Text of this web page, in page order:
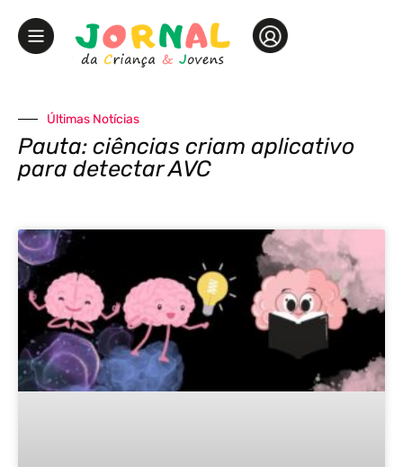
Últimas Notícias
Pauta: ciências criam aplicativo
para detectar AVC